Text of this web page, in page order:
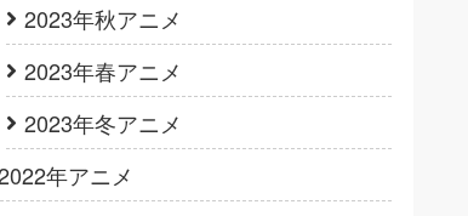
2023年秋アニメ
2023年春アニメ
2023年冬アニメ
年アニメ